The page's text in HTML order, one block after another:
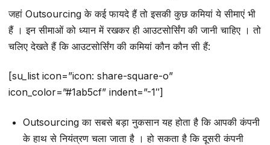
जहां Outsourcing के कई फायदे हैं तो इसकी कुछ कमियां ये सीमाएं भी
हैं । इन सीमाओं को ध्यान में रखकर ही आउटसोर्सिंग की जानी चाहिए । तो
चलिए देखते हैं कि आउटसोर्सिंग की कमियां कौन कौन सी हैं:
[su_list icon=”icon: share-square-o”
icon_color=”#1ab5cf” indent=”-1″]
Outsourcing का सबसे बड़ा नुकसान यह होता है कि आपकी कंपनी
के हाथ से नियंत्रण चला जाता है । हो सकता है कि दूसरी कंपनी